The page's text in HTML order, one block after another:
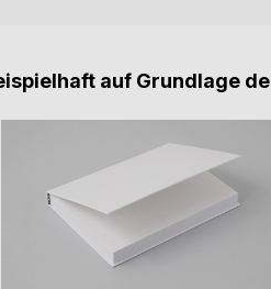
auf Grundlage